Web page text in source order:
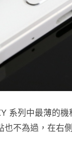
系列中最薄的
不為過，在右